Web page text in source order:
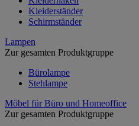
Kleiderständer
Schirmständer
Lampen
Zur gesamten Produktgruppe
Bürolampe
Stehlampe
Möbel für Büro und Homeoffice
Zur gesamten Produktgruppe